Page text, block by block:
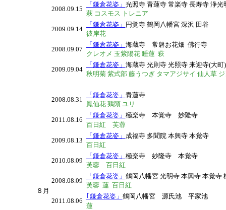
2008.09.15
「鎌倉花姿」 光照寺 青蓮寺 常楽寺 長寿寺 浄
萩 コスモス トレニア
2009.09.14
「鎌倉花姿」 円覚寺 鶴岡八幡宮 深沢 田谷
彼岸花
2008.09.07
「鎌倉花姿」 海蔵寺 常磐お花畑 佛行寺
クレオメ 玉紫陽花 睡蓮 萩
2009.09.04
「鎌倉花姿」 海蔵寺 光則寺 光照寺 来迎寺(大町)
秋明菊 紫式部 藤うつぎ タマアジサイ 仙人草
８月
2008.08.31
「鎌倉花姿」 青蓮寺
鳳仙花 鶏頭 ユリ
2011.08.16
「鎌倉花姿」 極楽寺 本覚寺 妙隆寺
百日紅 芙蓉
2009.08.13
「鎌倉花姿」 成福寺 多聞院 本興寺 本覚寺
百日紅
2010.08.09
「鎌倉花姿」 極楽寺 妙隆寺 本覚寺
芙蓉 百日紅
2008.08.09
「鎌倉花姿」 鶴岡八幡宮 光明寺 本興寺 本覚寺
芙蓉 蓮 百日紅
2011.08.06
｢鎌倉花姿」 鶴岡八幡宮 源氏池 平家池
蓮